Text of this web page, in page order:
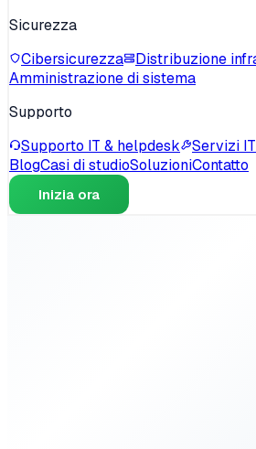
Sicurezza
Cibersicurezza
Distribuzione
Amministrazione di sistema
Supporto
Supporto IT & helpdesk
Servizi
BlogCasi di studioSoluzioniContatto
Inizia ora